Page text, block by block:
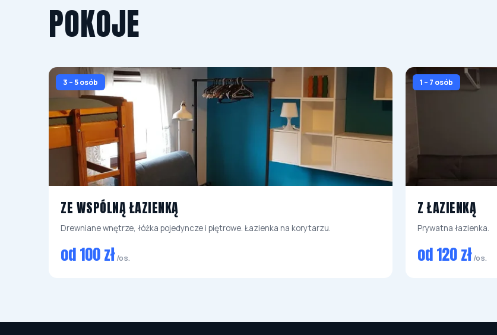
POKOJE
3 – 5 osób
ZE WSPÓLNĄ ŁAZIENKĄ
Drewniane wnętrze, łóżka pojedyncze i piętrowe. Łazienka na korytarzu.
od 100 zł/os.
1 – 7 osób
Z ŁAZIENKĄ
Prywatna łazienka.
od 120 zł/os.